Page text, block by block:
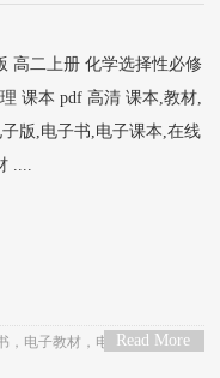
高二上册 化学选择性必修
课本 pdf 高清 课本,教材,
版,电子书,电子课本,在线
....
Read More
， 电子教材 ， 电子版， 电子